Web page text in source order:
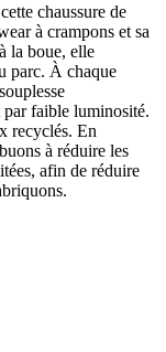
chaussure de
à crampons et sa
la boue, elle
parc. À chaque
faible luminosité.
recyclés. En
à réduire les
afin de réduire